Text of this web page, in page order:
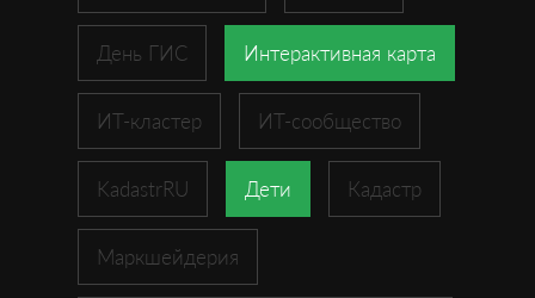
День ГИС Интерактивная карта
ИТ-кластер ИТ-сообщество
KadastrRU Дети Кадастр
Маркшейдерия